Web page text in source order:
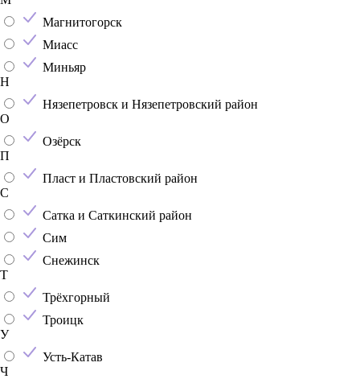
Магнитогорск
Миасс
Миньяр
Н
Нязепетровск и Нязепетровский район
О
Озёрск
П
Пласт и Пластовский район
С
Сатка и Саткинский район
Сим
Снежинск
Т
Трёхгорный
Троицк
У
Усть-Катав
Ч